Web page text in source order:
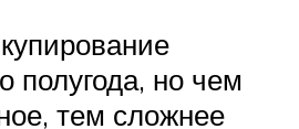
полугода, но чем
тем сложнее